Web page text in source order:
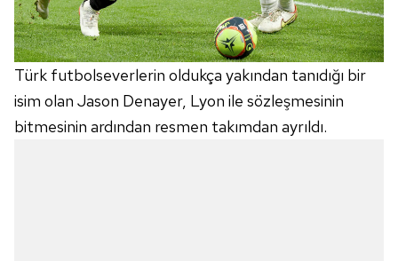
Türk futbolseverlerin oldukça yakından tanıdığı bir
isim olan Jason Denayer, Lyon ile sözleşmesinin
bitmesinin ardından resmen takımdan ayrıldı.